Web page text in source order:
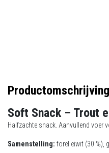
Productomschrijving
Soft Snack – Trout
Halfzachte snack. Aanvullend voer
Samenstelling: forel eiwit (30 %),